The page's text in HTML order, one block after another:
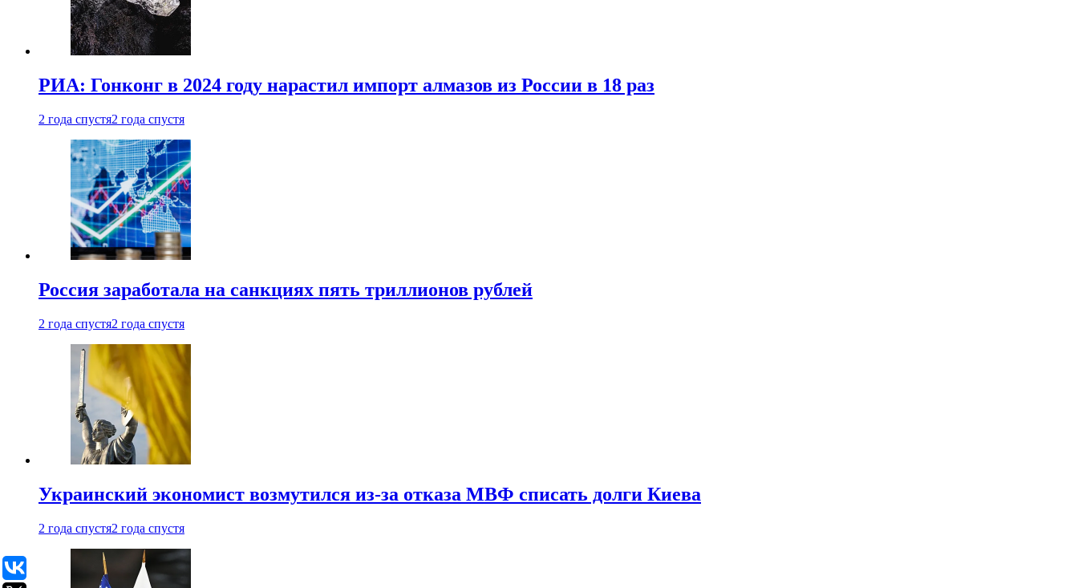
РИА: Гонконг в 2024 году нарастил импорт алмазов из России в 18 раз
2 года спустя2 года спустя
Россия заработала на санкциях пять триллионов рублей
2 года спустя2 года спустя
Украинский экономист возмутился из-за отказа МВФ списать долги Киева
2 года спустя2 года спустя